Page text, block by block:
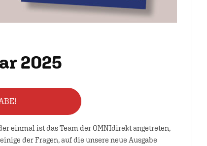
2025
einmal ist das Team der OMNIdirekt angetreten,
der Fragen, auf die unsere neue Ausgabe